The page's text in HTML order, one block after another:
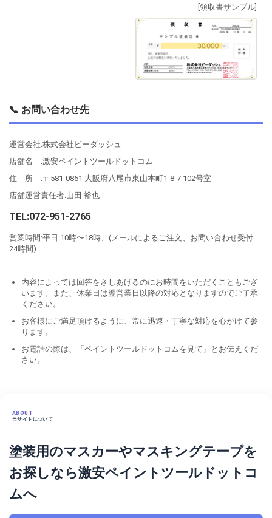
[領収書サンプル]
📞 お問い合わせ先
運営会社:株式会社ビーダッシュ
店舗名 :激安ペイントツールドットコム
住 所 :〒581-0861 大阪府八尾市東山本町1-8-7 102号室
店舗運営責任者:山田 裕也
TEL:072-951-2765
営業時間:平日 10時〜18時、(メールによるご注文、お問い合わせ受付
24時間)
内容によっては回答をさしあげるのにお時間をいただくこともござ
います。また、休業日は翌営業日以降の対応となりますのでご了承
ください。
お客様にご満足頂けるように、常に迅速・丁寧な対応を心がけて参
ります。
お電話の際は、「ペイントツールドットコムを見て」とお伝えくだ
さい。
ABOUT
当サイトについて
塗装用のマスカーやマスキングテープを
お探しなら激安ペイントツールドットコ
ムへ